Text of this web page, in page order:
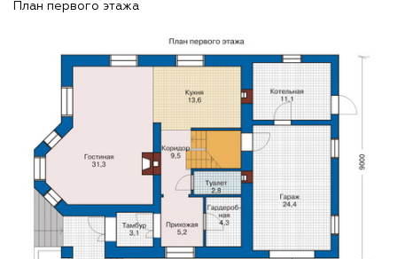
План первого этажа